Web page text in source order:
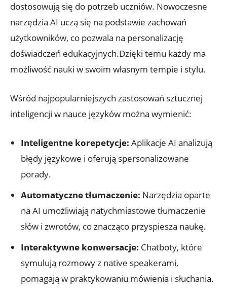
dostosowują się do potrzeb uczniów. Nowoczesne
narzędzia AI‌ uczą się⁢ na podstawie ​zachowań
użytkowników,⁢ co ⁢pozwala na personalizację
doświadczeń edukacyjnych.Dzięki ‍temu​ każdy ma
możliwość nauki ⁣w swoim własnym tempie i stylu.
Wśród najpopularniejszych zastosowań sztucznej ​
inteligencji ‌w ‌nauce⁤ języków można‍ wymienić:
Inteligentne korepetycje: Aplikacje AI​ analizują
błędy językowe i oferują spersonalizowane
porady.
Automatyczne tłumaczenie: Narzędzia ⁤oparte⁣
na AI umożliwiają natychmiastowe tłumaczenie‌
słów i zwrotów, co znacząco przyspiesza‍ naukę.
Interaktywne ​konwersacje: Chatboty, które
symulują rozmowy z native ‌speakerami,
pomagają w praktykowaniu mówienia​ i słuchania.